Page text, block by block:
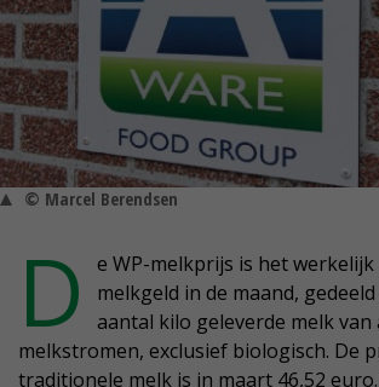
© Marcel Berendsen
D
e WP-melkprijs is het
melkgeld in de maand,
aantal kilo geleverde melk van
melkstromen, exclusief biologisch. De
traditionele melk is in maart 46,52